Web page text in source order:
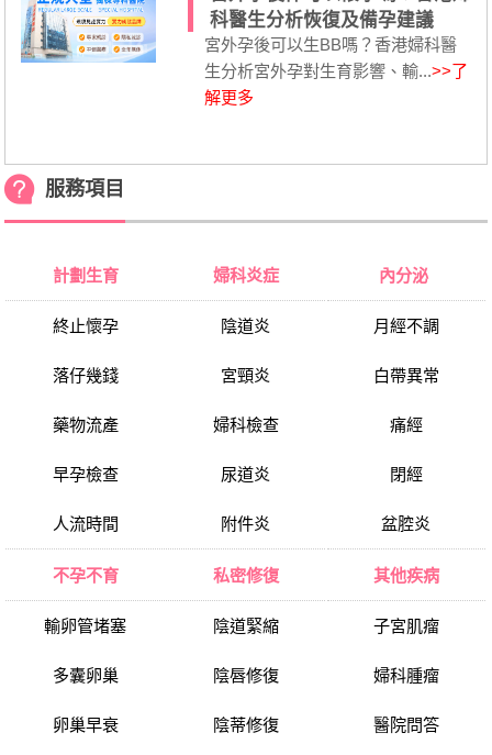
科醫生分析恢復及備孕建議
宮外孕後可以生BB嗎？香港婦科醫
生分析宮外孕對生育影響、輸...>>了
解更多
服務項目
計劃生育
終止懷孕
落仔幾錢
藥物流產
早孕檢查
人流時間
婦科炎症
陰道炎
宮頸炎
婦科檢查
尿道炎
附件炎
內分泌
月經不調
白帶異常
痛經
閉經
盆腔炎
不孕不育
輸卵管堵塞
多囊卵巢
卵巢早衰
私密修復
陰道緊縮
陰唇修復
陰蒂修復
其他疾病
子宮肌瘤
婦科腫瘤
醫院問答